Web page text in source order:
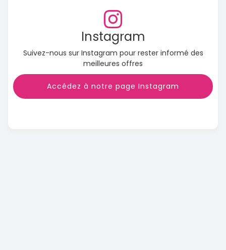
Instagram
Suivez-nous sur Instagram pour rester informé des
meilleures offres
Accédez à notre page Instagram